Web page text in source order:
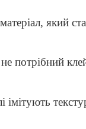
який
потрібний